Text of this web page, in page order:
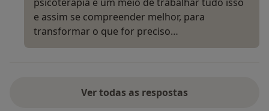
e assim se compreender melhor, para
transformar o que for preciso…
Ver todas as respostas